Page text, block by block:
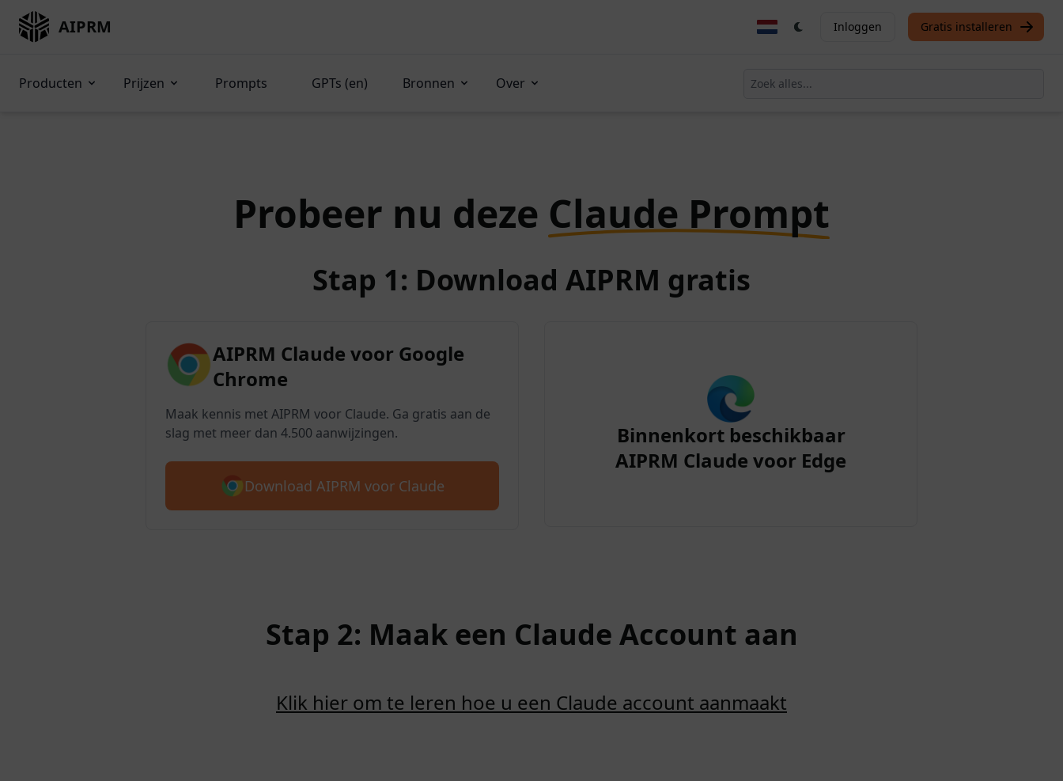
AIPRM Inloggen Gratis installeren
Producten Prijzen Prompts GPTs (en) Bronnen Over
Probeer nu deze Claude Prompt
Stap 1: Download AIPRM gratis
AIPRM Claude voor Google
Chrome
Maak kennis met AIPRM voor Claude. Ga gratis aan de
slag met meer dan 4.500 aanwijzingen.
Download AIPRM voor Claude
Binnenkort beschikbaar
AIPRM Claude voor Edge
Stap 2: Maak een Claude Account aan
Klik hier om te leren hoe u een Claude account aanmaakt